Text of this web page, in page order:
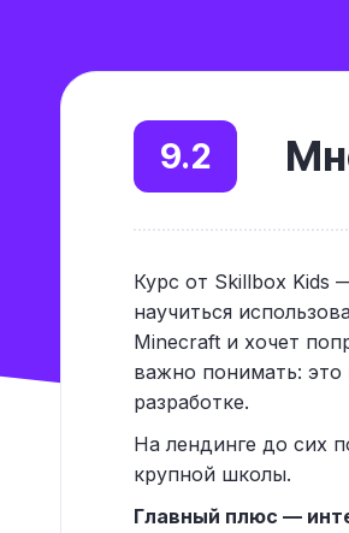
9.2
Курс от Skillbox Kids
научиться
Minecraft и хочет
важно понимать: это
разработке.
На лендинге до сих
крупной школы.
Главный плюс —